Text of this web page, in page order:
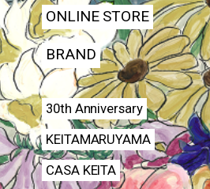
ONLINE STORE
BRAND
30th Anniversary
KEITAMARUYAMA
CASA KEITA